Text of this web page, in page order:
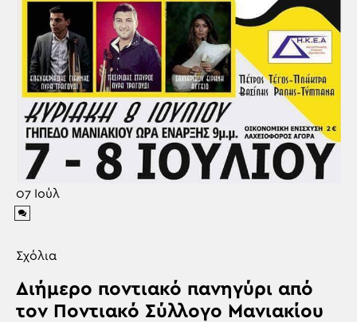
07 Ιούλ
Σχόλια
Διήμερο ποντιακό πανηγύρι από
τον Ποντιακό Σύλλογο Μανιακίου